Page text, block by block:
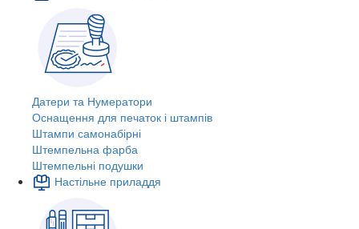
Датери та Нумератори
Оснащення для печаток і штампів
Штампи самонабірні
Штемпельна фарба
Штемпельні подушки
Настільне приладдя